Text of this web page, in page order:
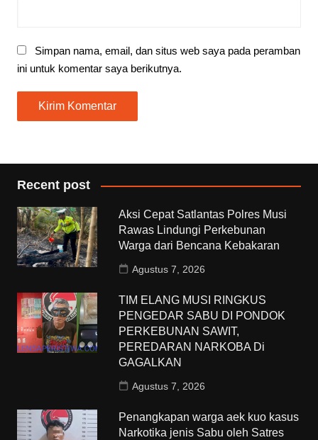
Simpan nama, email, dan situs web saya pada peramban
ini untuk komentar saya berikutnya.
Recent post
Aksi Cepat Satlantas Polres Musi
Rawas Lindungi Perkebunan
Warga dari Bencana Kebakaran
Agustus 7, 2026
TIM ELANG MUSI RINGKUS
PENGEDAR SABU DI PONDOK
PERKEBUNAN SAWIT,
PEREDARAN NARKOBA Di
GAGALKAN
Agustus 7, 2026
Penangkapan warga aek kuo kasus
Narkotika jenis Sabu oleh Satres